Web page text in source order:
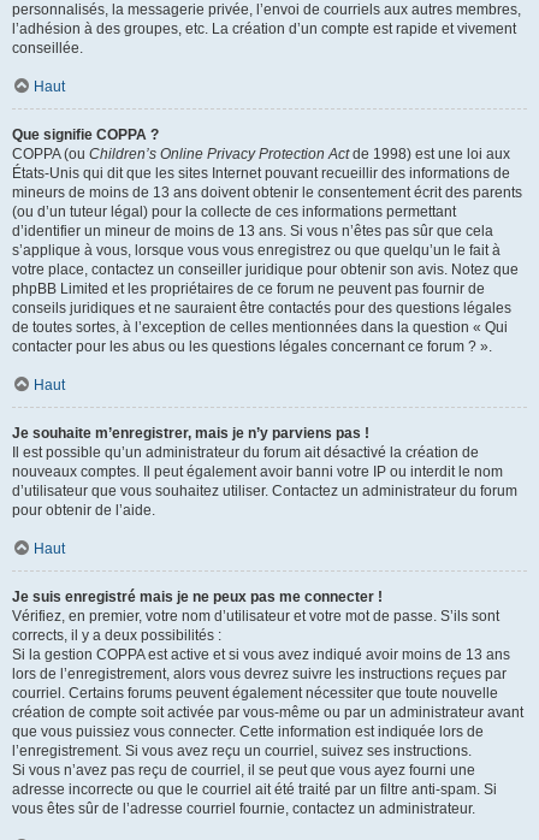
personnalisés, la messagerie privée, l’envoi de courriels aux autres membres,
l’adhésion à des groupes, etc. La création d’un compte est rapide et vivement
conseillée.
Haut
Que signifie COPPA ?
COPPA (ou Children’s Online Privacy Protection Actde 1998) est une loi aux
États-Unis qui dit que les sites Internet pouvant recueillir des informations de
mineurs de moins de 13 ans doivent obtenir le consentement écrit des parents
(ou d’un tuteur légal) pour la collecte de ces informations permettant
d’identifier un mineur de moins de 13 ans. Si vous n’êtes pas sûr que cela
s’applique à vous, lorsque vous vous enregistrez ou que quelqu’un le fait à
votre place, contactez un conseiller juridique pour obtenir son avis. Notez que
phpBB Limited et les propriétaires de ce forum ne peuvent pas fournir de
conseils juridiques et ne sauraient être contactés pour des questions légales
de toutes sortes, à l’exception de celles mentionnées dans la question « Qui
contacter pour les abus ou les questions légales concernant ce forum ? ».
Haut
Je souhaite m’enregistrer, mais je n’y parviens pas !
Il est possible qu’un administrateur du forum ait désactivé la création de
nouveaux comptes. Il peut également avoir banni votre IP ou interdit le nom
d’utilisateur que vous souhaitez utiliser. Contactez un administrateur du forum
pour obtenir de l’aide.
Haut
Je suis enregistré mais je ne peux pas me connecter !
Vérifiez, en premier, votre nom d’utilisateur et votre mot de passe. S’ils sont
corrects, il y a deux possibilités :
Si la gestion COPPA est active et si vous avez indiqué avoir moins de 13 ans
lors de l’enregistrement, alors vous devrez suivre les instructions reçues par
courriel. Certains forums peuvent également nécessiter que toute nouvelle
création de compte soit activée par vous-même ou par un administrateur avant
que vous puissiez vous connecter. Cette information est indiquée lors de
l’enregistrement. Si vous avez reçu un courriel, suivez ses instructions.
Si vous n’avez pas reçu de courriel, il se peut que vous ayez fourni une
adresse incorrecte ou que le courriel ait été traité par un filtre anti-spam. Si
vous êtes sûr de l’adresse courriel fournie, contactez un administrateur.